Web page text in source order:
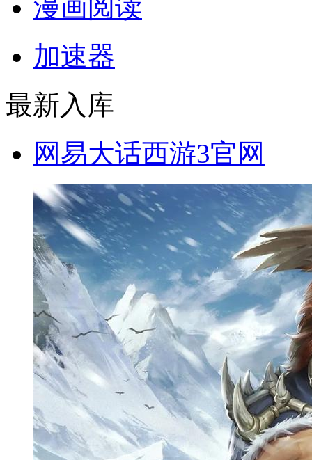
漫画阅读
加速器
最新入库
网易大话西游3官网